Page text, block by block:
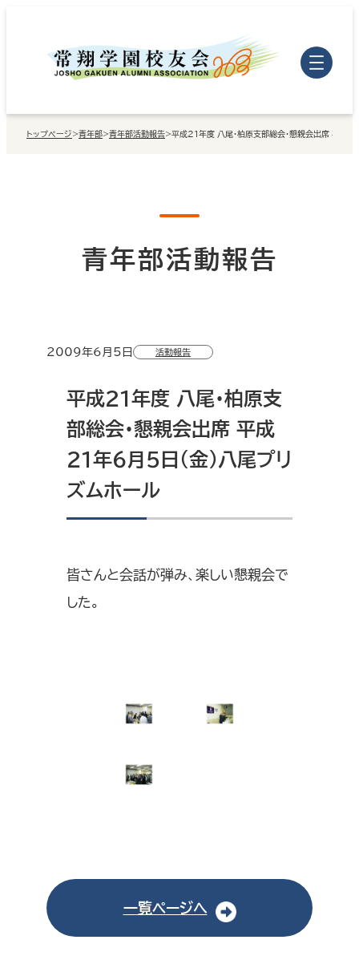
トップページ >青年部>青年部活動報告>平成21年度 八尾・柏原支部総会・懇親会出席 平成
青年部活動報告
2009年6月5日 活動報告
平成21年度 八尾・柏原支
部総会・懇親会出席 平成
21年6月5日（金）八尾プリ
ズムホール
皆さんと会話が弾み、楽しい懇親会で
した。
一覧ページへ